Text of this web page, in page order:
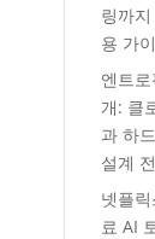
링까
용 가
엔트
개: 클
과 하
설계
넷플
료 AI